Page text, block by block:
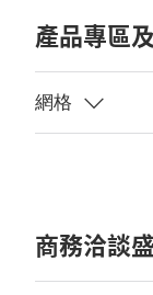
產品專區
商務洽談